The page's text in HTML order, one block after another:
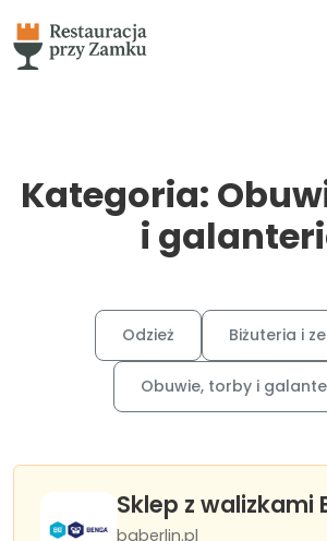
Kategoria:
i
Odzież Biżuteria i
Obuwie, torby i
Sklep z walizkami
bgberlin.pl